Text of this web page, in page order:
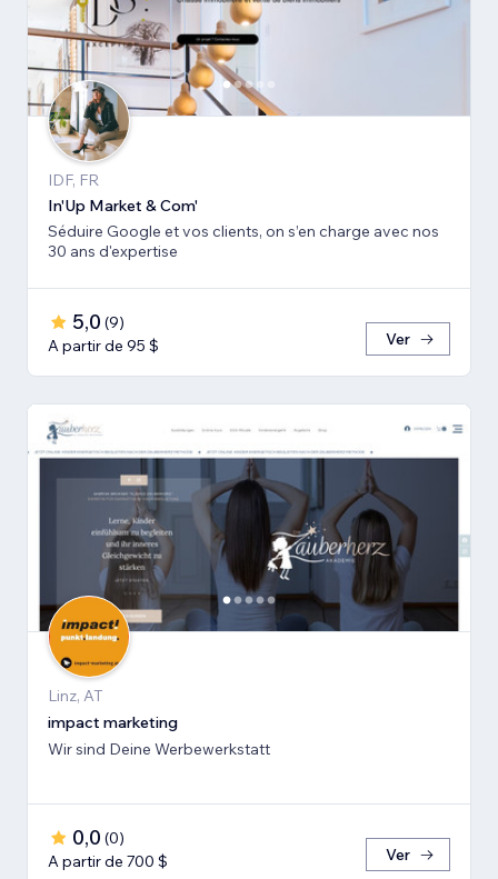
IDF, FR
In'Up Market & Com'
Séduire Google et vos clients, on s’en charge avec nos
30 ans d'expertise
5,0 (9)
A partir de 95 $
Ver
Linz, AT
impact marketing
Wir sind Deine Werbewerkstatt
0,0 (0)
A partir de 700 $
Ver